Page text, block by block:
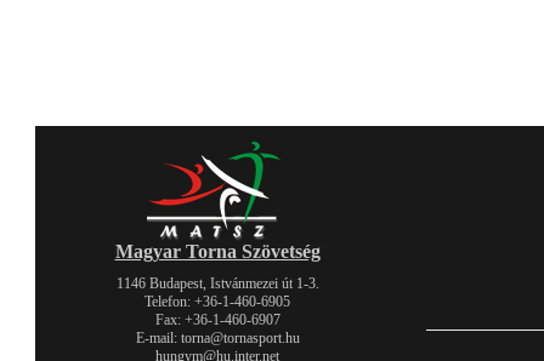
Magyar Torna Szövetség
1146 Budapest, Istvánmezei út 1-3.
Telefon: +36-1-460-6905
Fax: +36-1-460-6907
E-mail: torna@tornasport.hu
hungym@hu.inter.net